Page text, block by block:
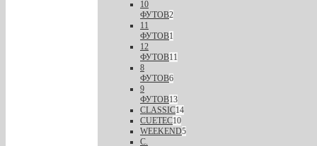
10
ФУТОВ2
11
ФУТОВ1
12
ФУТОВ11
8
ФУТОВ6
9
ФУТОВ13
CLASSIC14
CUETEC10
WEEKEND5
С.